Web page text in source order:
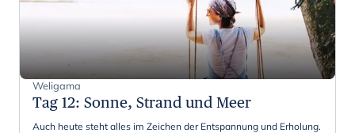
Weligama
Tag 12: Sonne, Strand und Meer
Auch heute steht alles im Zeichen der Entspannung und Erholung.